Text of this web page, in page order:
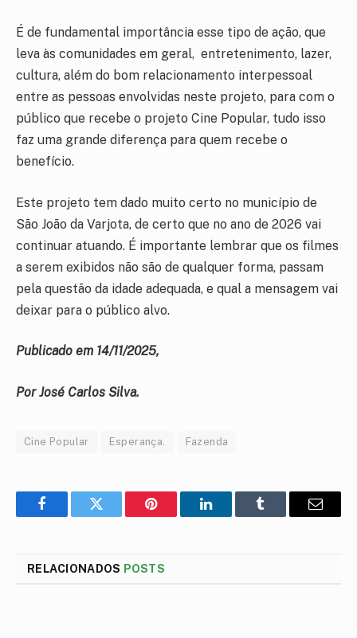
É de fundamental importância esse tipo de ação, que
leva às comunidades em geral, entretenimento, lazer,
cultura, além do bom relacionamento interpessoal
entre as pessoas envolvidas neste projeto, para com o
público que recebe o projeto Cine Popular, tudo isso
faz uma grande diferença para quem recebe o
benefício.
Este projeto tem dado muito certo no município de
São João da Varjota, de certo que no ano de 2026 vai
continuar atuando. É importante lembrar que os filmes
a serem exibidos não são de qualquer forma, passam
pela questão da idade adequada, e qual a mensagem vai
deixar para o público alvo.
Publicado em 14/11/2025,
Por José Carlos Silva.
Cine Popular Esperança. Fazenda
FacebookTwitter Pinterest LinkedInTumblr
E-
RELACIONADOS POSTS